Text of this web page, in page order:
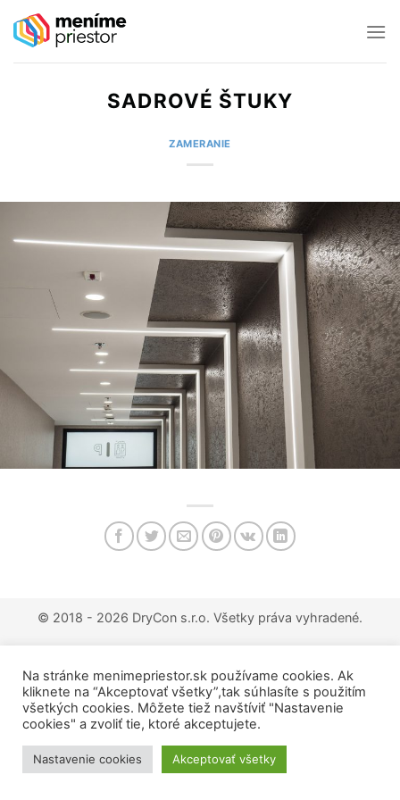
Preskočiť
na
SADROVÉ ŠTUKY
ZAMERANIE
© 2018 - 2026 DryCon s.r.o. Všetky práva vyhradené.
Na stránke menimepriestor.sk používame cookies. Ak
kliknete na “Akceptovať všetky”,tak súhlasíte s použitím
všetkých cookies. Môžete tiež navštíviť "Nastavenie
cookies" a zvoliť tie, ktoré akceptujete.
Nastavenie cookies Akceptovať všetky